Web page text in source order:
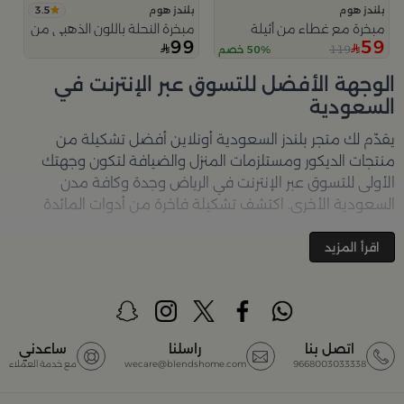
بلندز هوم
مبخرة مع غطاء من أثيلة
59
119 50% خصم
بلندز هوم 3.5
مبخرة النحلة باللون الذهبي من امارا
99
الوجهة الأفضل للتسوق عبر الإنترنت في
السعودية
يقدّم لك متجر بلندز السعودية أونلاين أفضل تشكيلة من
منتجات الديكور ومستلزمات المنزل والضيافة لتكون وجهتك
الأولى للتسوق عبر الإنترنت في الرياض وجدة وكافة مدن
السعودية الأخرى. اكتشف تشكيلة فاخرة من أدوات المائدة
جمالية على كل زاوية في منزلك – كل ذلك وأكثر في مكان واحد.
أفضل المنتجات والتصاميم في السعودية
اقرأ المزيد
اتصل بنا
9668003033338
راسلنا
wecare@blendshome.com
ساعدني
مع خدمة العملاء